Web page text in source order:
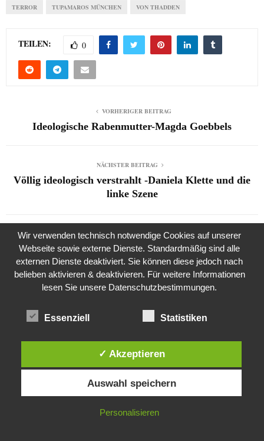
TERROR TUPAMAROS MÜNCHEN VON THADDEN
TEILEN: 0
VORHERIGER BEITRAG
Ideologische Rabenmutter-Magda Goebbels
NÄCHSTER BEITRAG
Völlig ideologisch verstrahlt -Daniela Klette und die
linke Szene
the kasaan times
THEMENVERWANDTE ARTIKEL
Diese Website verwendet Cookies. Durch die weitere Nutzung dieser
Website stimmst du der Verwendung von Cookies zu.
IN ORDNUNG
Wir verwenden technisch notwendige Cookies auf unserer
Webseite sowie externe Dienste. Standardmäßig sind alle
externen Dienste deaktiviert. Sie können diese jedoch nach
belieben aktivieren & deaktivieren. Für weitere Informationen
lesen Sie unsere Datenschutzbestimmungen.
Essenziell Statistiken
✓ Akzeptieren
Auswahl speichern
Personalisieren